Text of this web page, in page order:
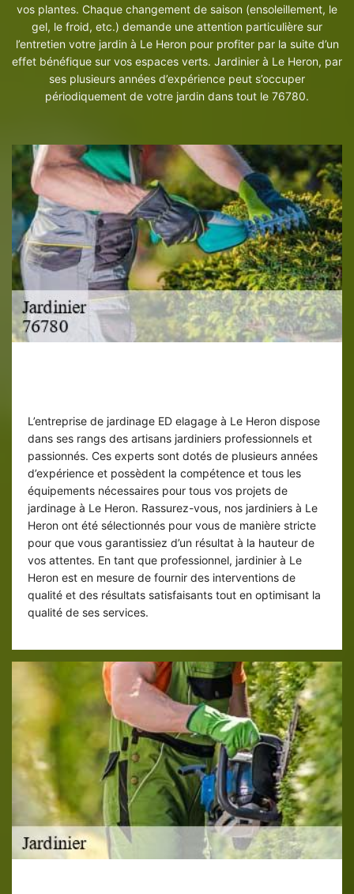
vos plantes. Chaque changement de saison (ensoleillement, le
gel, le froid, etc.) demande une attention particulière sur
l’entretien votre jardin à Le Heron pour profiter par la suite d’un
effet bénéfique sur vos espaces verts. Jardinier à Le Heron, par
ses plusieurs années d’expérience peut s’occuper
périodiquement de votre jardin dans tout le 76780.
L’entreprise de jardinage ED elagage à Le Heron dispose
dans ses rangs des artisans jardiniers professionnels et
passionnés. Ces experts sont dotés de plusieurs années
d’expérience et possèdent la compétence et tous les
équipements nécessaires pour tous vos projets de
jardinage à Le Heron. Rassurez-vous, nos jardiniers à Le
Heron ont été sélectionnés pour vous de manière stricte
pour que vous garantissiez d’un résultat à la hauteur de
vos attentes. En tant que professionnel, jardinier à Le
Heron est en mesure de fournir des interventions de
qualité et des résultats satisfaisants tout en optimisant la
qualité de ses services.